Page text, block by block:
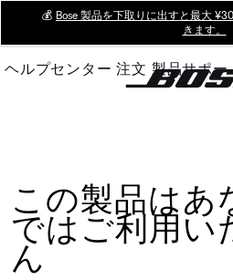
Main
💰 Bose 製品を下取りに出すと最大
きます。
ヘルプセンター 注文 製品サポー
この製品はあ
ではご利用い
ん